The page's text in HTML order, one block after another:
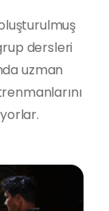
dersleri
uzman